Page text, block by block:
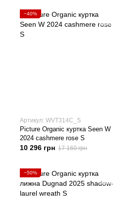
−40%
Артикул: WVT314C_S
Picture Organic куртка Seen W
2024 cashmere rose S
10 296 грн 17 160 грн
−50%